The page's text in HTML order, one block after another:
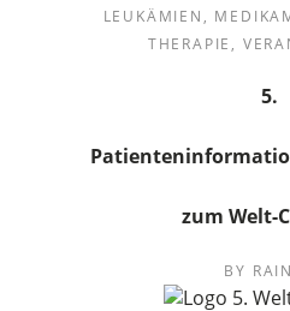
LEUKÄMIEN ,
THERAPIE ,
5.
zum Welt-
BY